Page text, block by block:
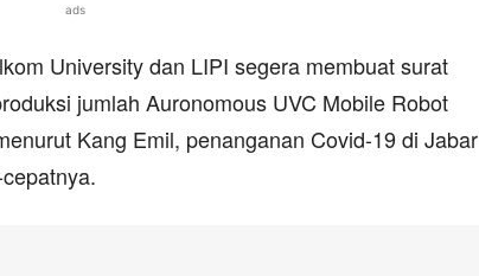
ads
University dan LIPI segera membuat surat
jumlah Auronomous UVC Mobile Robot
Kang Emil, penanganan Covid-19 di Jabar